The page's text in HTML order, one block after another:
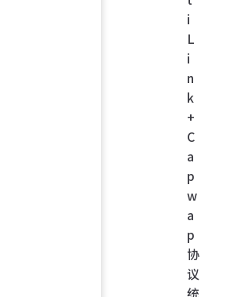
i
L
i
n
k
+
C
a
p
w
a
p
协
议
统